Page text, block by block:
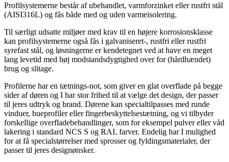
Profilsystemerne består af ubehandlet, varmforzinket eller rustfri stål
(AISI316L) og fås både med og uden varmeisolering.
Til særligt udsatte miljøer med krav til en højere korrosionsklasse
kan profilsystemerne også fås i galvaniseret-, rustfri eller rustfri
syrefast stål, og løsningerne er kendetegnet ved at have en meget
lang levetid med høj modstandsdygtighed over for (hårdhændet)
brug og slitage.
Profilerne har en tætnings-not, som giver en glat overflade på begge
sider af døren og I har stor frihed til at vælge det design, der passer
til jeres udtryk og brand. Dørene kan specialtilpasses med runde
vinduer, bueprofiler eller fingerbeskyttelsestætning, og vi tilbyder
forskellige overfladebehandlinger, som for eksempel pulver­ eller våd
lakering i standard NCS S­ og RAL farver. Endelig har I mulighed
for at få specialstørrelser med sprosser og fyldingsmaterialer, der
passer til jeres designønsker.